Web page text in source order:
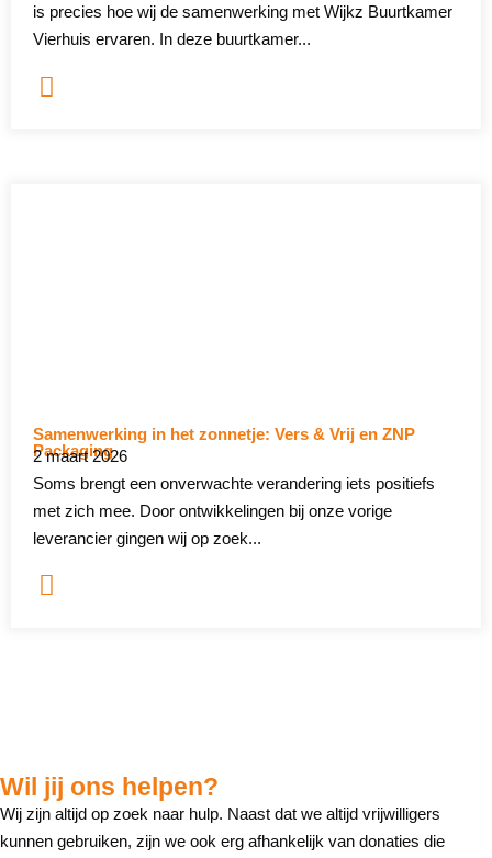
is precies hoe wij de samenwerking met Wijkz Buurtkamer
Vierhuis ervaren. In deze buurtkamer...
Samenwerking in het zonnetje: Vers & Vrij en ZNP
Packaging
2 maart 2026
Soms brengt een onverwachte verandering iets positiefs
met zich mee. Door ontwikkelingen bij onze vorige
leverancier gingen wij op zoek...
Wil jij ons helpen?
Wij zijn altijd op zoek naar hulp. Naast dat we altijd vrijwilligers
kunnen gebruiken, zijn we ook erg afhankelijk van donaties die